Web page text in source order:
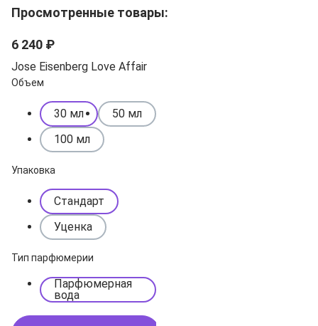
Просмотренные товары:
6 240 ₽
Jose Eisenberg Love Affair
Объем
30 мл
50 мл
100 мл
Упаковка
Стандарт
Уценка
Тип парфюмерии
Парфюмерная
вода